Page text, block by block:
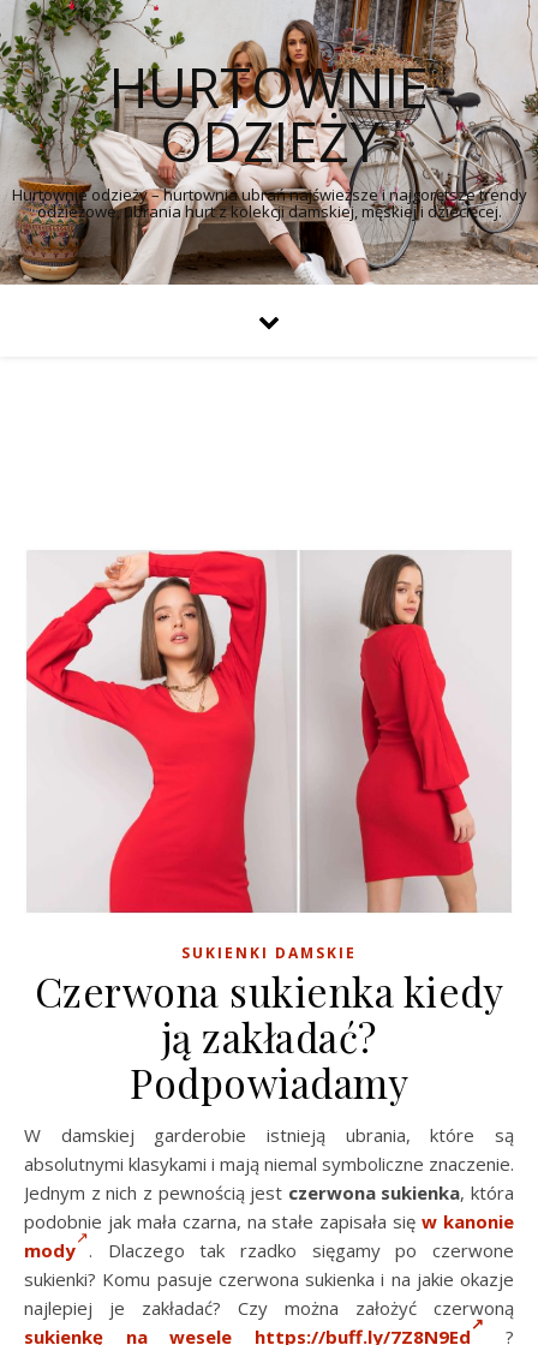
HURTOWNIE
ODZIEŻY
Hurtownie odzieży – hurtownia ubrań najświeższe i najgorętsze trendy
odzieżowe, ubrania hurt z kolekcji damskiej, męskiej i dziecięcej.
SUKIENKI DAMSKIE
Czerwona sukienka kiedy
ją zakładać?
Podpowiadamy
W damskiej garderobie istnieją ubrania, które są
absolutnymi klasykami i mają niemal symboliczne znaczenie.
Jednym z nich z pewnością jest czerwona sukienka, która
podobnie jak mała czarna, na stałe zapisała sięw kanonie
mody . Dlaczego tak rzadko sięgamy po czerwone
sukienki? Komu pasuje czerwona sukienka i na jakie okazje
najlepiej je zakładać? Czy można założyć czerwoną
sukienkę na wesele https://buff.ly/7Z8N9Ed
?